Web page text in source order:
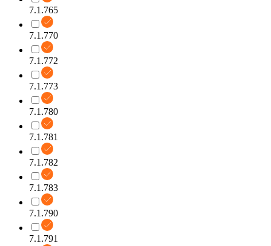
7.1.765
7.1.770
7.1.772
7.1.773
7.1.780
7.1.781
7.1.782
7.1.783
7.1.790
7.1.791